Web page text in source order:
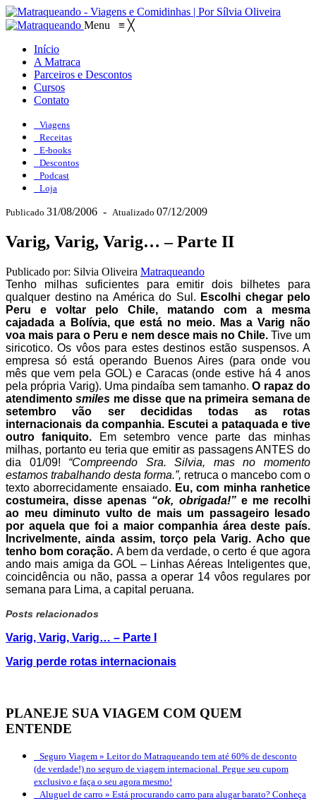
Menu ≡ ╳
Início
A Matraca
Parceiros e Descontos
Cursos
Contato
Viagens
Receitas
E-books
Descontos
Podcast
Loja
Publicado 31/08/2006 - Atualizado 07/12/2009
Varig, Varig, Varig… – Parte II
Publicado por: Silvia Oliveira Matraqueando
Tenho milhas suficientes para emitir dois bilhetes para
qualquer destino na América do Sul. Escolhi chegar pelo
Peru e voltar pelo Chile, matando com a mesma
cajadada a Bolívia, que está no meio. Mas a Varig não
voa mais para o Peru e nem desce mais no Chile.Tive um
siricotico. Os vôos para estes destinos estão suspensos. A
empresa só está operando Buenos Aires (para onde vou
mês que vem pela GOL) e Caracas (onde estive há 4 anos
pela própria Varig). Uma pindaíba sem tamanho.O rapaz do
atendimentosmiles me disse que na primeira semana de
setembro vão ser decididas todas as rotas
internacionais da companhia. Escutei a pataquada e tive
outro faniquito. Em setembro vence parte das minhas
milhas, portanto eu teria que emitir as passagens ANTES do
dia 01/09! “Compreendo Sra. Silvia, mas no momento
estamos trabalhando desta forma.”, retruca o mancebo com o
texto aborrecidamente ensaiado. Eu, com minha ranhetice
costumeira, disse apenas “ok, obrigada!”e me recolhi
ao meu diminuto vulto de mais um passageiro lesado
por aquela que foi a maior companhia área deste país.
Incrivelmente, ainda assim, torço pela Varig. Acho que
tenho bom coração. A bem da verdade, o certo é que agora
ando mais amiga da GOL – Linhas Aéreas Inteligentes que,
coincidência ou não, passa a operar 14 vôos regulares por
semana para Lima, a capital peruana.
Posts relacionados
Varig, Varig, Varig… – Parte I
Varig perde rotas internacionais
PLANEJE SUA VIAGEM COM QUEM
ENTENDE
Seguro Viagem » Leitor do Matraqueando tem até 60% de desconto
(de verdade!) no seguro de viagem internacional. Pegue seu cupom
exclusivo e faça o seu agora mesmo!
Aluguel de carro » Está procurando carro para alugar barato? Conheça